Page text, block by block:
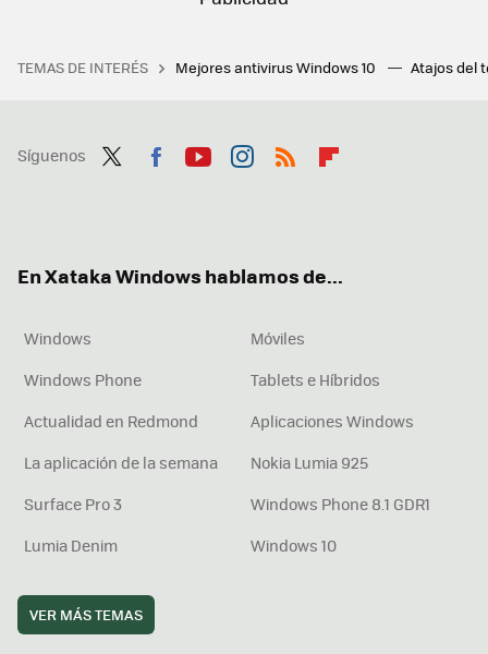
TEMAS DE INTERÉS Mejores antivirus Windows 10 Atajos del
Síguenos
En Xataka Windows hablamos de...
Windows
Móviles
Windows Phone
Tablets e Híbridos
Actualidad en Redmond
Aplicaciones Windows
La aplicación de la semana
Nokia Lumia 925
Surface Pro 3
Windows Phone 8.1 GDR1
Lumia Denim
Windows 10
VER MÁS TEMAS